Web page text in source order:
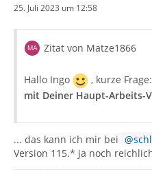
25. Juli 2023 um 12:58
Zitat von Matze1866
Hallo Ingo
, kurze
mit Deiner Haupt-Arbeits-
... das kann ich mir bei
Version 115.* ja noch